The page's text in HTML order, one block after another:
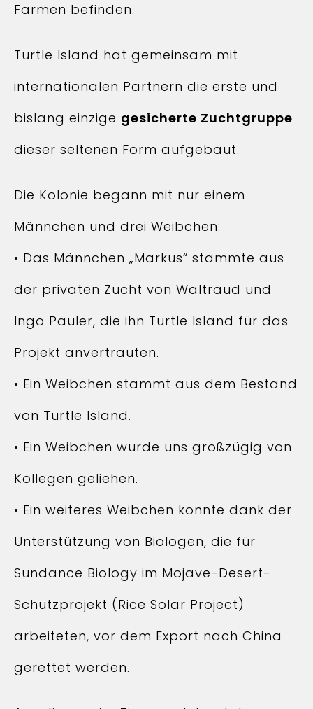
Farmen befinden.
Turtle Island hat gemeinsam mit
internationalen Partnern die erste und
bislang einzige gesicherte Zuchtgruppe
dieser seltenen Form aufgebaut.
Die Kolonie begann mit nur einem
Männchen und drei Weibchen:
• Das Männchen „Markus“ stammte aus
der privaten Zucht von Waltraud und
Ingo Pauler, die ihn Turtle Island für das
Projekt anvertrauten.
• Ein Weibchen stammt aus dem Bestand
von Turtle Island.
• Ein Weibchen wurde uns großzügig von
Kollegen geliehen.
• Ein weiteres Weibchen konnte dank der
Unterstützung von Biologen, die für
Sundance Biology im Mojave-Desert-
Schutzprojekt (Rice Solar Project)
arbeiteten, vor dem Export nach China
gerettet werden.